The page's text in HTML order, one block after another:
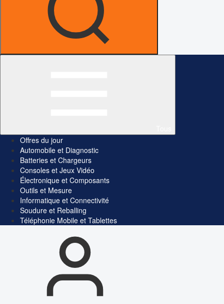
Offres du jour
Automobile et Diagnostic
Batteries et Chargeurs
Consoles et Jeux Vidéo
Électronique et Composants
Outils et Mesure
Informatique et Connectivité
Soudure et Reballing
Téléphonie Mobile et Tablettes